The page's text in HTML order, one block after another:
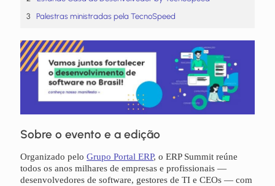
Palestras ministradas pela TecnoSpeed
Sobre o evento e a edição
Organizado pelo Grupo Portal ERP, o ERP Summit reúne
todos os anos milhares de empresas e profissionais —
desenvolvedores de software, gestores de TI e CEOs — com